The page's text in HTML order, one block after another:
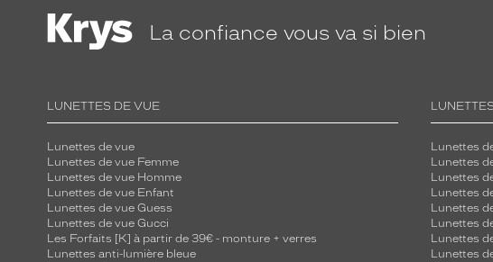
La confiance vous va si bien
LUNETTES DE VUE
Lunettes de vue
Lunettes de vue Femme
Lunettes de vue Homme
Lunettes de vue Enfant
Lunettes de vue Guess
Lunettes de vue Gucci
Les Forfaits [K] à partir de 39€ - monture + verres
Lunettes anti-lumière bleue
Lunettes
Lunettes
Lunettes
Lunettes
Lunettes
Lunettes
Lunettes
Lunettes